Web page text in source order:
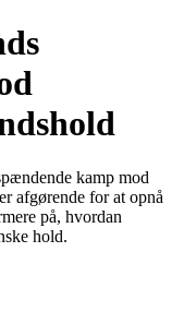
kamp mod
afgørende for at opnå
på, hvordan
hold.